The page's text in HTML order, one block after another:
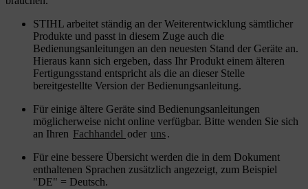
STIHL arbeitet ständig an der Weiterentwicklung sämtlicher
Produkte und passt in diesem Zuge auch die
Bedienungsanleitungen an den neuesten Stand der Geräte an.
Hieraus kann sich ergeben, dass Ihr Produkt einem älteren
Fertigungsstand entspricht als die an dieser Stelle
bereitgestellte Version der Bedienungsanleitung.
Für einige ältere Geräte sind Bedienungsanleitungen
möglicherweise nicht online verfügbar. Bitte wenden Sie sich
an Ihren Fachhandel oder uns.
Für eine bessere Übersicht werden die in dem Dokument
enthaltenen Sprachen zusätzlich angezeigt, zum Beispiel
"DE" = Deutsch.